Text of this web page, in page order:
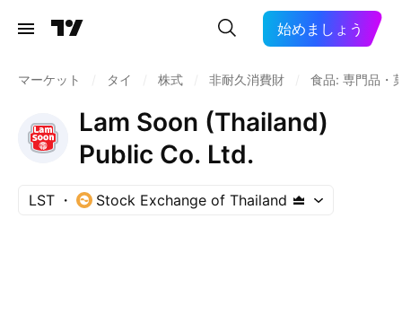
始めましょう
マーケット タイ 株式 非耐久消費財 食品: 専門品・
Lam Soon (Thailand)
Public Co. Ltd.
LST Stock Exchange of Thailand